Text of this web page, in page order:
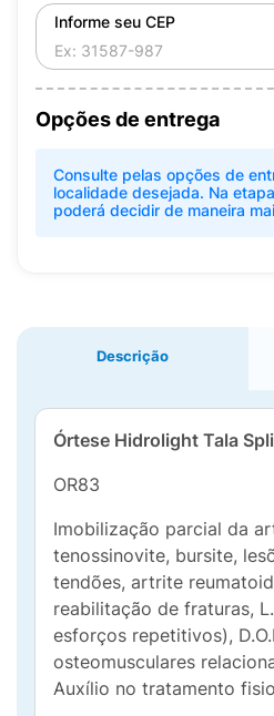
Informe seu CEP
Opções de entrega
Consulte pelas opções de
localidade desejada. Na
poderá decidir de maneira
Descrição
Órtese Hidrolight Tala
OR83
Imobilização parcial da
tenossinovite, bursite,
tendões, artrite
reabilitação de fraturas,
esforços repetitivos),
osteomusculares
Auxílio no tratamento